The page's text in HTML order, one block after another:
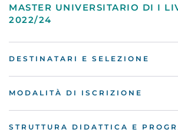
MASTER UNIVERSITARIO DI I
2022/24
DESTINATARI E SELEZIONE
MODALITÀ DI ISCRIZIONE
STRUTTURA DIDATTICA E